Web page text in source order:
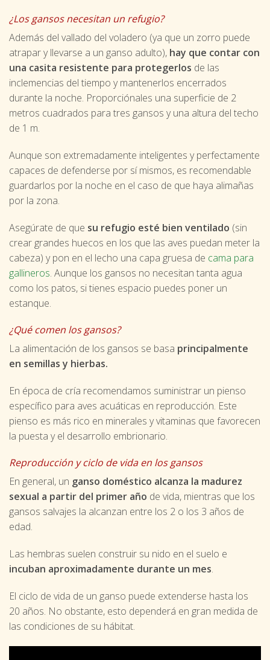
¿Los gansos necesitan un refugio?
Además del vallado del voladero (ya que un zorro puede
atrapar y llevarse a un ganso adulto), hay que contar con
una casita resistente para protegerlos de las
inclemencias del tiempo y mantenerlos encerrados
durante la noche. Proporciónales una superficie de 2
metros cuadrados para tres gansos y una altura del techo
de 1 m.
Aunque son extremadamente inteligentes y perfectamente
capaces de defenderse por sí mismos, es recomendable
guardarlos por la noche en el caso de que haya alimañas
por la zona.
Asegúrate de que su refugio esté bien ventilado (sin
crear grandes huecos en los que las aves puedan meter la
cabeza) y pon en el lecho una capa gruesa de cama para
gallineros. Aunque los gansos no necesitan tanta agua
como los patos, si tienes espacio puedes poner un
estanque.
¿Qué comen los gansos?
La alimentación de los gansos se basa principalmente
en semillas y hierbas.
En época de cría recomendamos suministrar un pienso
específico para aves acuáticas en reproducción. Este
pienso es más rico en minerales y vitaminas que favorecen
la puesta y el desarrollo embrionario.
Reproducción y ciclo de vida en los gansos
En general, un ganso doméstico alcanza la madurez
sexual a partir del primer año de vida, mientras que los
gansos salvajes la alcanzan entre los 2 o los 3 años de
edad.
Las hembras suelen construir su nido en el suelo e
incuban aproximadamente durante un mes.
El ciclo de vida de un ganso puede extenderse hasta los
20 años. No obstante, esto dependerá en gran medida de
las condiciones de su hábitat.